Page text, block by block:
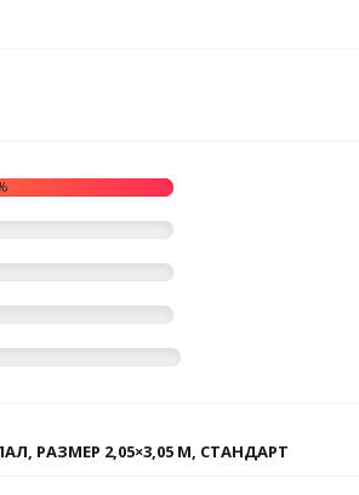
РАЗМЕР 2,05×3,05 М, СТАНДАРТ